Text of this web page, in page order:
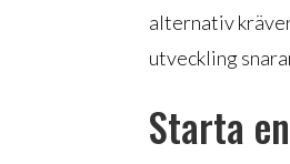
alternativ
utveckling
Starta